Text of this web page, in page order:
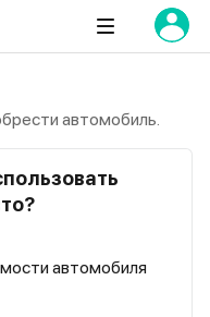
автомобиль.
автомобиля